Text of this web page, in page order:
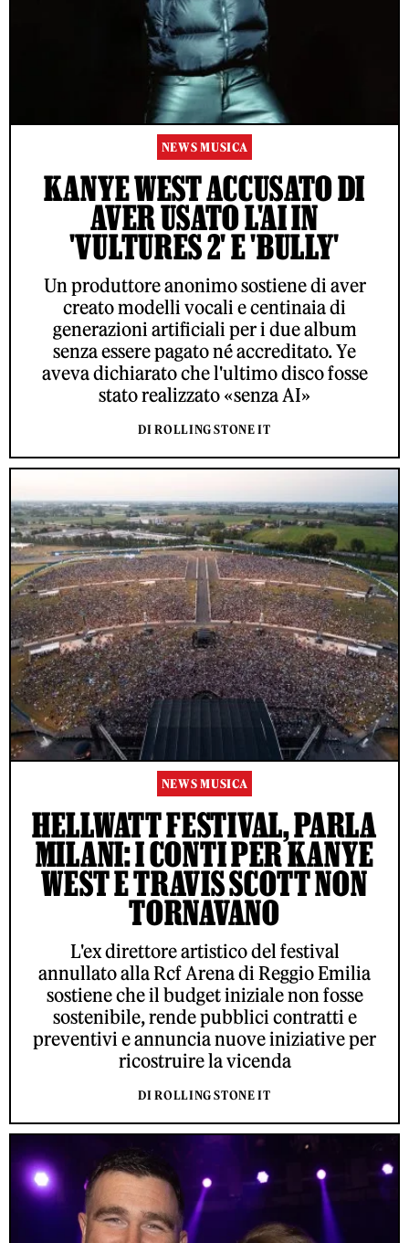
NEWS MUSICA
KANYE WEST ACCUSATO DI
AVER USATO L'AI IN
'VULTURES 2' E 'BULLY'
Un produttore anonimo sostiene di aver
creato modelli vocali e centinaia di
generazioni artificiali per i due album
senza essere pagato né accreditato. Ye
aveva dichiarato che l'ultimo disco fosse
stato realizzato «senza AI»
DI ROLLING STONE IT
NEWS MUSICA
HELLWATT FESTIVAL, PARLA
MILANI: I CONTI PER KANYE
WEST E TRAVIS SCOTT NON
TORNAVANO
L'ex direttore artistico del festival
annullato alla Rcf Arena di Reggio Emilia
sostiene che il budget iniziale non fosse
sostenibile, rende pubblici contratti e
preventivi e annuncia nuove iniziative per
ricostruire la vicenda
DI ROLLING STONE IT